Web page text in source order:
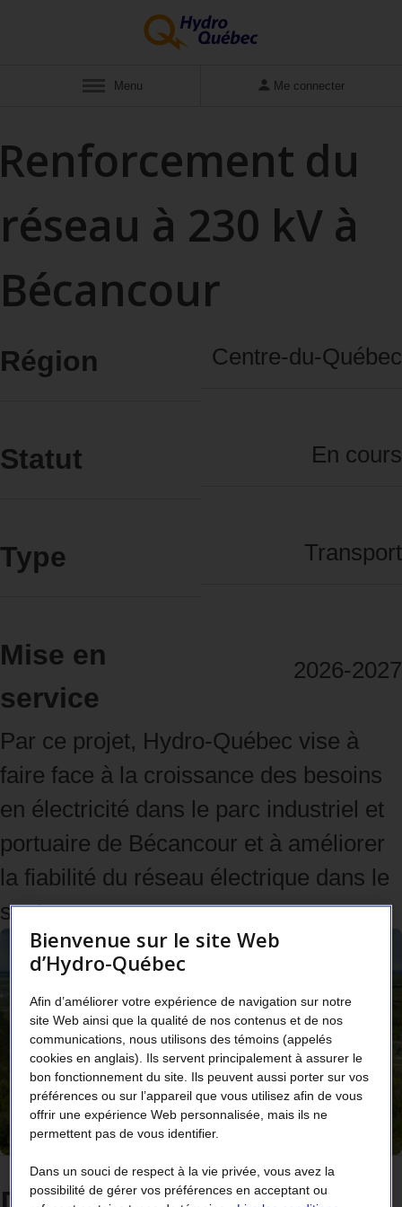
Menu Me connecter
du
réseau à 230 kV à
Bécancour
Région Centre‑du‑Québec
Statut En cours
Type Transport
Mise en
service
2026‑2027
Par ce projet, Hydro‑Québec vise à
faire face à la croissance des besoins
en électricité dans le parc industriel et
portuaire de Bécancour et à améliorer
la fiabilité du réseau électrique dans le
secteur.
Bienvenue sur le site Web
d’Hydro-Québec
Afin d’améliorer votre expérience de navigation sur notre
site Web ainsi que la qualité de nos contenus et de nos
communications, nous utilisons des témoins (appelés
cookies en anglais). Ils servent principalement à assurer le
bon fonctionnement du site. Ils peuvent aussi porter sur vos
préférences ou sur l’appareil que vous utilisez afin de vous
offrir une expérience Web personnalisée, mais ils ne
permettent pas de vous identifier.
Dans un souci de respect à la vie privée, vous avez la
possibilité de gérer vos préférences en acceptant ou